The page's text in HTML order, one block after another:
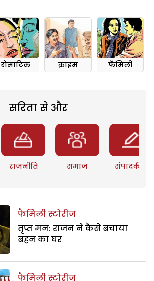
रोमांटिक क्राइम फॅमिली
सरिता से और
राजनीति समाज संपादकीय
फैमिली स्टोरीज
तृप्त मन: राजन ने कैसे बचाया
बहन का घर
फैमिली स्टोरीज